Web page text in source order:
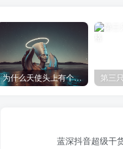
为什么天使头上有个圈？ 第三
蓝深抖音超级干